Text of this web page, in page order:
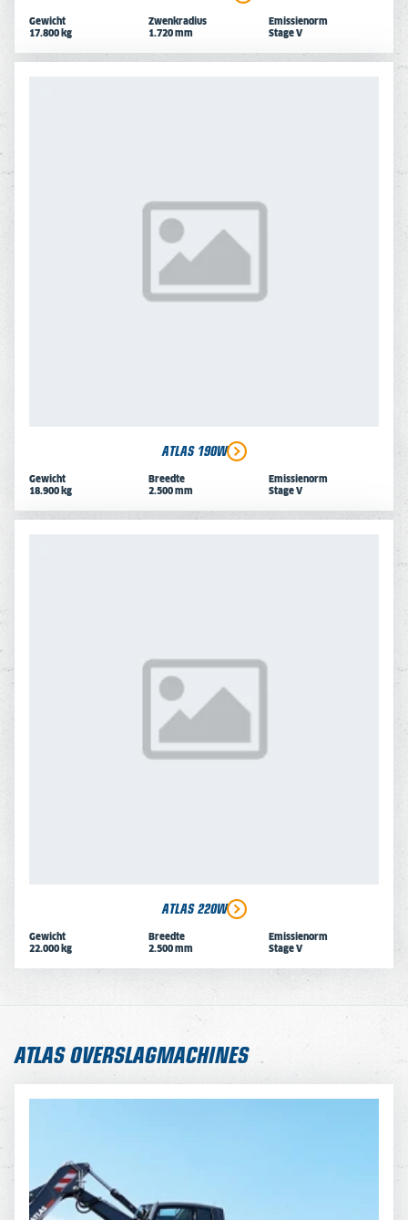
Gewicht
17.800 kg
Zwenkradius
1.720 mm
Emissienorm
Stage V
ATLAS 190W
Gewicht
18.900 kg
Breedte
2.500 mm
Emissienorm
Stage V
ATLAS 220W
Gewicht
22.000 kg
Breedte
2.500 mm
Emissienorm
Stage V
ATLAS OVERSLAGMACHINES